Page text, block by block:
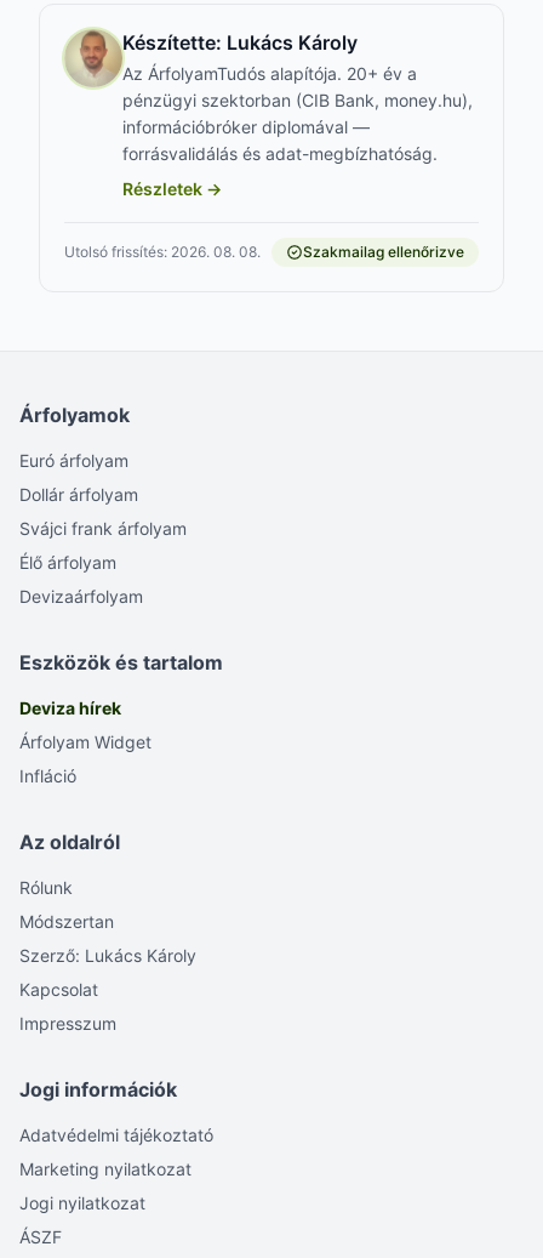
Készítette: Lukács Károly
Az ÁrfolyamTudós alapítója. 20+ év a
pénzügyi szektorban (CIB Bank, money.hu),
információbróker diplomával —
forrásvalidálás és adat-megbízhatóság.
Részletek →
Utolsó frissítés: 2026. 08. 08. Szakmailag ellenőrizve
Árfolyamok
Euró árfolyam
Dollár árfolyam
Svájci frank árfolyam
Élő árfolyam
Devizaárfolyam
Eszközök és tartalom
Deviza hírek
Árfolyam Widget
Infláció
Az oldalról
Rólunk
Módszertan
Szerző: Lukács Károly
Kapcsolat
Impresszum
Jogi információk
Adatvédelmi tájékoztató
Marketing nyilatkozat
Jogi nyilatkozat
ÁSZF